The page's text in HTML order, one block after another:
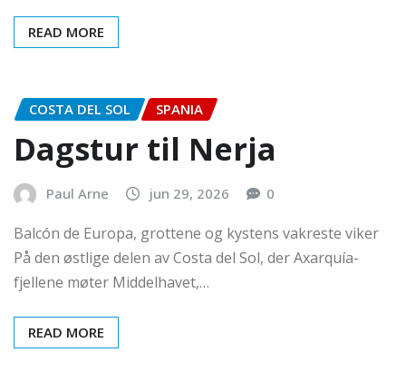
READ MORE
COSTA DEL SOL SPANIA
Dagstur til Nerja
Paul Arne jun 29, 2026 0
Balcón de Europa, grottene og kystens vakreste viker
På den østlige delen av Costa del Sol, der Axarquía-
fjellene møter Middelhavet,…
READ MORE